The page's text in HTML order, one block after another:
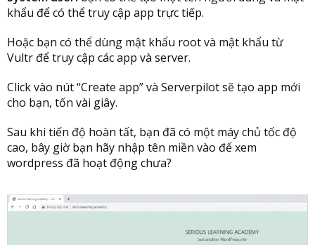
khẩu để có thể truy cập app trực tiếp.
Hoặc bạn có thể dùng mật khẩu root và mật khẩu từ
Vultr để truy cập các app và server.
Click vào nút “Create app” và Serverpilot sẽ tạo app mới
cho bạn, tốn vài giây.
Sau khi tiến độ hoàn tất, bạn đã có một máy chủ tốc độ
cao, bây giờ bạn hãy nhập tên miền vào để xem
wordpress đã hoạt động chưa?